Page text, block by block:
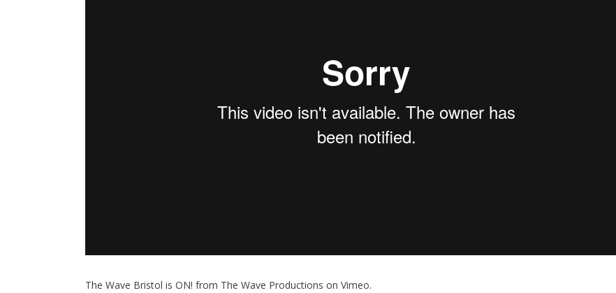
The Wave Bristol is ON! from The Wave Productions on Vimeo.